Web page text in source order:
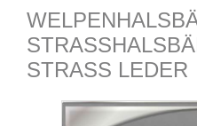
STRASS LEDER